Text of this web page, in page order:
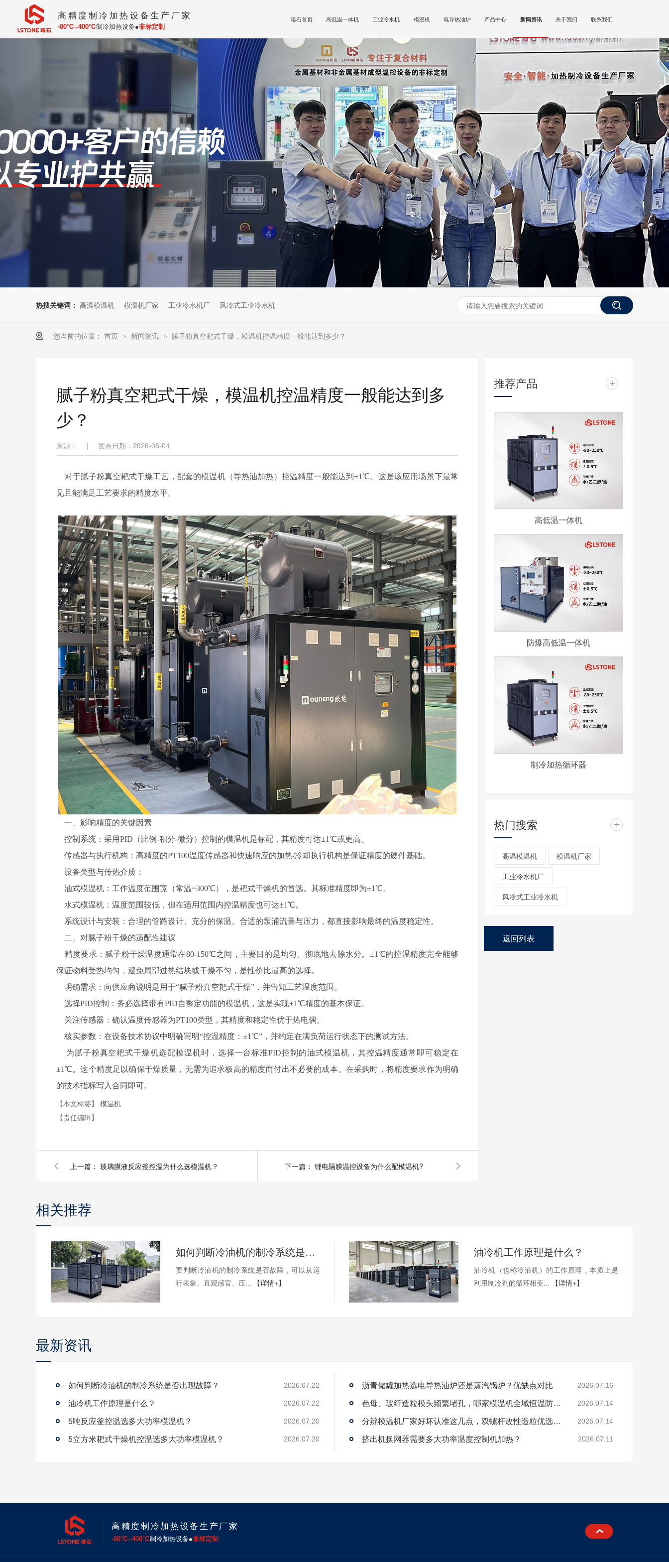
高精度制冷加热设备生产厂家
-80℃~400℃制冷加热设备●非标定制
珞石首页 高低温一体机 工业冷水机 模温机 电导热油炉 产品中心 新闻资讯 关于我们 联系我们
热搜关键词： 高温模温机 模温机厂家 工业冷水机厂 风冷式工业冷水机
您当前的位置： 首页 > 新闻资讯 > 腻子粉真空耙式干燥，模温机控温精度一般能达到多少？
腻子粉真空耙式干燥，模温机控温精度一般能达到多
少？
来源： | 发布日期：2026-06-04
对于腻子粉真空耙式干燥工艺，配套的模温机（导热油加热）控温精度一般能达到±1℃。这是该应用场景下最常
见且能满足工艺要求的精度水平。
一、影响精度的关键因素
控制系统：采用PID（比例-积分-微分）控制的模温机是标配，其精度可达±1℃或更高。
传感器与执行机构：高精度的PT100温度传感器和快速响应的加热/冷却执行机构是保证精度的硬件基础。
设备类型与传热介质：
油式模温机：工作温度范围宽（常温~300℃），是耙式干燥机的首选。其标准精度即为±1℃。
水式模温机：温度范围较低，但在适用范围内控温精度也可达±1℃。
系统设计与安装：合理的管路设计、充分的保温、合适的泵浦流量与压力，都直接影响最终的温度稳定性。
二、对腻子粉干燥的适配性建议
精度要求：腻子粉干燥温度通常在80-150℃之间，主要目的是均匀、彻底地去除水分。±1℃的控温精度完全能够
保证物料受热均匀，避免局部过热结块或干燥不匀，是性价比最高的选择。
明确需求：向供应商说明是用于“腻子粉真空耙式干燥”，并告知工艺温度范围。
选择PID控制：务必选择带有PID自整定功能的模温机，这是实现±1℃精度的基本保证。
关注传感器：确认温度传感器为PT100类型，其精度和稳定性优于热电偶。
核实参数：在设备技术协议中明确写明“控温精度：±1℃”，并约定在满负荷运行状态下的测试方法。
为腻子粉真空耙式干燥机选配模温机时，选择一台标准PID控制的油式模温机，其控温精度通常即可稳定在
±1℃。这个精度足以确保干燥质量，无需为追求极高的精度而付出不必要的成本。在采购时，将精度要求作为明确
的技术指标写入合同即可。
【本文标签】 模温机
【责任编辑】
上一篇： 玻璃膜液反应釜控温为什么选模温机？ 下一篇： 锂电隔膜温控设备为什么配模温机?
推荐产品 +
高低温一体机
防爆高低温一体机
制冷加热循环器
热门搜索 +
高温模温机 模温机厂家
工业冷水机厂
风冷式工业冷水机
返回列表
相关推荐
如何判断冷油机的制冷系统是否出现故障？
要判断冷油机的制冷系统是否故障，可以从运
行表象、直观感官、压...
【详情+】
油冷机工作原理是什么？
油冷机（也称冷油机）的工作原理，本质上是
利用制冷剂的循环相变...
【详情+】
最新资讯
如何判断冷油机的制冷系统是否出现故障？ 2026.07.22
油冷机工作原理是什么？ 2026.07.22
5吨反应釜控温选多大功率模温机？ 2026.07.20
5立方米耙式干燥机控温选多大功率模温机？ 2026.07.20
沥青储罐加热选电导热油炉还是蒸汽锅炉？优缺点对比 2026.07.16
色母、玻纤造粒模头频繁堵孔，哪家模温机全域恒温防积碳？ 2026.07.14
分辨模温机厂家好坏认准这几点，双螺杆改性造粒优选珞石机械 2026.07.14
挤出机换网器需要多大功率温度控制机加热？ 2026.07.11
高精度制冷加热设备生产厂家
-80℃~400℃制冷加热设备●非标定制